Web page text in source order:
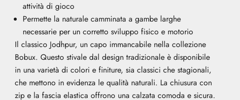
attività di gioco
Permette la naturale camminata a gambe larghe
necessarie per un corretto sviluppo fisico e motorio
Il classico Jodhpur, un capo immancabile nella collezione
Bobux. Questo stivale dal design tradizionale è disponibile
in una varietà di colori e finiture, sia classici che stagionali,
che mettono in evidenza le qualità naturali. La chiusura con
zip e la fascia elastica offrono una calzata comoda e sicura.